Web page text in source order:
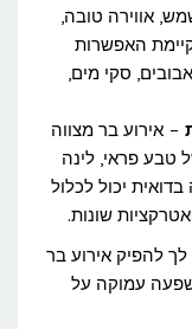
אווירה טובה,
האפשרות
סקי מים,
– אירוע בר מצווה
טבע פראי, לינה
בדואית יכול לכלול
שונות.
להפיק אירוע בר
השפעה עמוקה על